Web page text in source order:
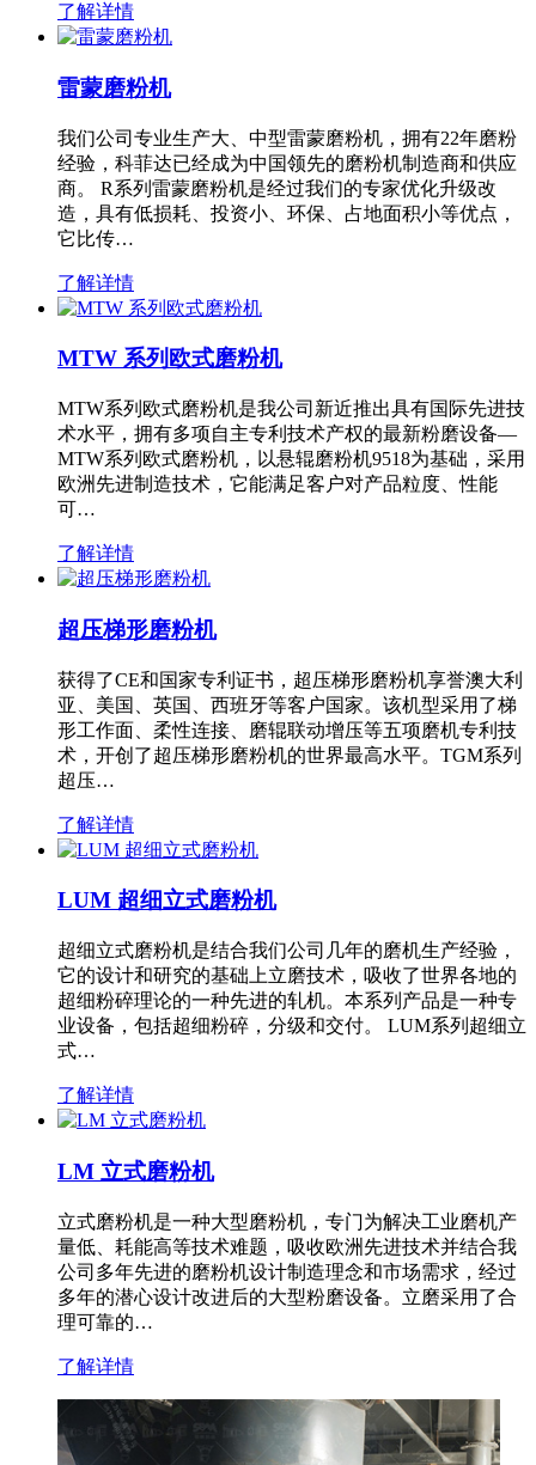
了解详情
雷蒙磨粉机
我们公司专业生产大、中型雷蒙磨粉机，拥有22年磨粉
经验，科菲达已经成为中国领先的磨粉机制造商和供应
商。 R系列雷蒙磨粉机是经过我们的专家优化升级改
造，具有低损耗、投资小、环保、占地面积小等优点，
它比传…
了解详情
MTW 系列欧式磨粉机
MTW系列欧式磨粉机是我公司新近推出具有国际先进技
术水平，拥有多项自主专利技术产权的最新粉磨设备—
MTW系列欧式磨粉机，以悬辊磨粉机9518为基础，采用
欧洲先进制造技术，它能满足客户对产品粒度、性能
可…
了解详情
超压梯形磨粉机
获得了CE和国家专利证书，超压梯形磨粉机享誉澳大利
亚、美国、英国、西班牙等客户国家。该机型采用了梯
形工作面、柔性连接、磨辊联动增压等五项磨机专利技
术，开创了超压梯形磨粉机的世界最高水平。TGM系列
超压…
了解详情
LUM 超细立式磨粉机
超细立式磨粉机是结合我们公司几年的磨机生产经验，
它的设计和研究的基础上立磨技术，吸收了世界各地的
超细粉碎理论的一种先进的轧机。本系列产品是一种专
业设备，包括超细粉碎，分级和交付。 LUM系列超细立
式…
了解详情
LM 立式磨粉机
立式磨粉机是一种大型磨粉机，专门为解决工业磨机产
量低、耗能高等技术难题，吸收欧洲先进技术并结合我
公司多年先进的磨粉机设计制造理念和市场需求，经过
多年的潜心设计改进后的大型粉磨设备。立磨采用了合
理可靠的…
了解详情